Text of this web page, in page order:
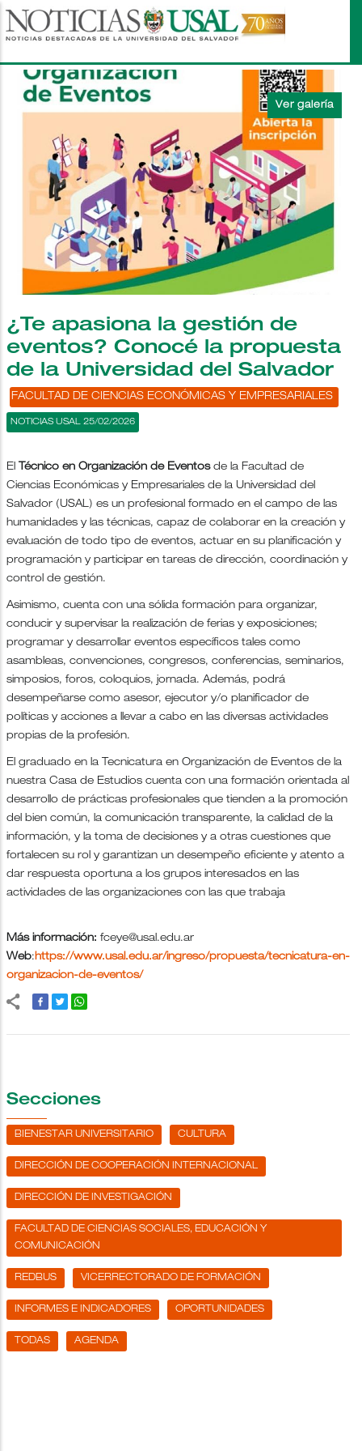
Pasar
al
principal
¿Te apasiona la gestión de
eventos? Conocé la propuesta
de la Universidad del Salvador
FACULTAD DE CIENCIAS ECONÓMICAS Y EMPRESARIALES
NOTICIAS USAL 25/02/2026
El Técnico en Organización de Eventos de la Facultad de
Ciencias Económicas y Empresariales de la Universidad del
Salvador (USAL) es un profesional formado en el campo de las
humanidades y las técnicas, capaz de colaborar en la creación y
evaluación de todo tipo de eventos, actuar en su planificación y
programación y participar en tareas de dirección, coordinación y
control de gestión.
Asimismo, cuenta con una sólida formación para organizar,
conducir y supervisar la realización de ferias y exposiciones;
programar y desarrollar eventos específicos tales como
asambleas, convenciones, congresos, conferencias, seminarios,
simposios, foros, coloquios, jornada. Además, podrá
desempeñarse como asesor, ejecutor y/o planificador de
políticas y acciones a llevar a cabo en las diversas actividades
propias de la profesión.
El graduado en la Tecnicatura en Organización de Eventos de la
nuestra Casa de Estudios cuenta con una formación orientada al
desarrollo de prácticas profesionales que tienden a la promoción
del bien común, la comunicación transparente, la calidad de la
información, y la toma de decisiones y a otras cuestiones que
fortalecen su rol y garantizan un desempeño eficiente y atento a
dar respuesta oportuna a los grupos interesados en las
actividades de las organizaciones con las que trabaja
Más información: fceye@usal.edu.ar
Web:https://www.usal.edu.ar/ingreso/propuesta/tecnicatura-en-
organizacion-de-eventos/
Secciones
BIENESTAR UNIVERSITARIO CULTURA
DIRECCIÓN DE COOPERACIÓN INTERNACIONAL
DIRECCIÓN DE INVESTIGACIÓN
FACULTAD DE CIENCIAS SOCIALES, EDUCACIÓN Y
COMUNICACIÓN
REDBUS VICERRECTORADO DE FORMACIÓN
INFORMES E INDICADORES OPORTUNIDADES
TODAS AGENDA